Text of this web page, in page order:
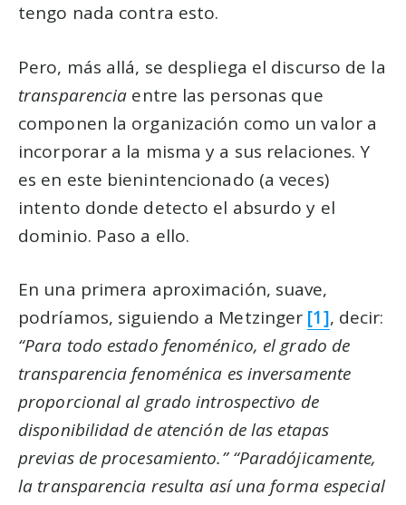
tengo nada contra esto.
Pero, más allá, se despliega el discurso de la
transparencia entre las personas que
componen la organización como un valor a
incorporar a la misma y a sus relaciones. Y
es en este bienintencionado (a veces)
intento donde detecto el absurdo y el
dominio. Paso a ello.
En una primera aproximación, suave,
podríamos, siguiendo a Metzinger [1], decir:
“Para todo estado fenoménico, el grado de
transparencia fenoménica es inversamente
proporcional al grado introspectivo de
disponibilidad de atención de las etapas
previas de procesamiento.” “Paradójicamente,
la transparencia resulta así una forma especial